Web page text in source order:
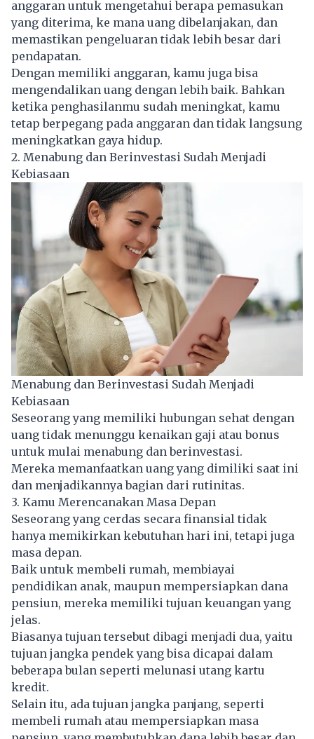
anggaran untuk mengetahui berapa pemasukan
yang diterima, ke mana uang dibelanjakan, dan
memastikan pengeluaran tidak lebih besar dari
pendapatan.
Dengan memiliki anggaran, kamu juga bisa
mengendalikan uang dengan lebih baik. Bahkan
ketika penghasilanmu sudah meningkat, kamu
tetap berpegang pada anggaran dan tidak langsung
meningkatkan gaya hidup.
2. Menabung dan Berinvestasi Sudah Menjadi
Kebiasaan
Menabung dan Berinvestasi Sudah Menjadi
Kebiasaan
Seseorang yang memiliki hubungan sehat dengan
uang tidak menunggu kenaikan gaji atau bonus
untuk mulai menabung dan berinvestasi.
Mereka memanfaatkan uang yang dimiliki saat ini
dan menjadikannya bagian dari rutinitas.
3. Kamu Merencanakan Masa Depan
Seseorang yang cerdas secara finansial tidak
hanya memikirkan kebutuhan hari ini, tetapi juga
masa depan.
Baik untuk membeli rumah, membiayai
pendidikan anak, maupun mempersiapkan dana
pensiun, mereka memiliki tujuan keuangan yang
jelas.
Biasanya tujuan tersebut dibagi menjadi dua, yaitu
tujuan jangka pendek yang bisa dicapai dalam
beberapa bulan seperti melunasi utang kartu
kredit.
Selain itu, ada tujuan jangka panjang, seperti
membeli rumah atau mempersiapkan masa